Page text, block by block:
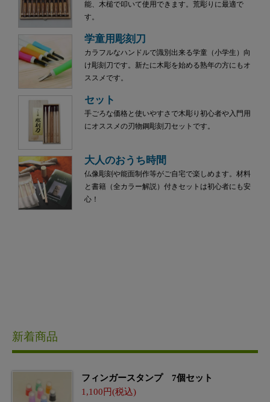
能、木槌で叩いて使用できます。荒彫りに最適で
す。
学童用彫刻刀
カラフルなハンドルで識別出来る学童（小学生）向
け彫刻刀です。新たに木彫を始める熟年の方にもオ
ススメです。
セット
手ごろな価格と使いやすさで木彫り初心者や入門用
にオススメの刃物鋼彫刻刀セットです。
大人のおうち時間
仏像彫刻や能面制作等がご自宅で楽しめます。材料
と書籍（全カラー解説）付きセットは初心者にも安
心！
新着商品
フィンガースタンプ 7個セット
1,100